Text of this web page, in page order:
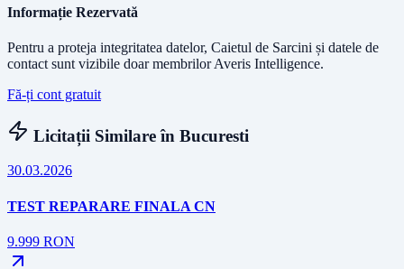
Informație Rezervată
Pentru a proteja integritatea datelor, Caietul de Sarcini și datele de
contact sunt vizibile doar membrilor Averis Intelligence.
Fă-ți cont gratuit
Licitații Similare în Bucuresti
30.03.2026
TEST REPARARE FINALA CN
9.999 RON